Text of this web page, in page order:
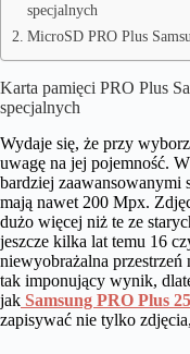
specjalnych
MicroSD PRO Plus
Karta pamięci PRO Plus
specjalnych
Wydaje się, że przy
uwagę na jej pojemność.
bardziej
mają nawet 200 Mpx.
dużo więcej niż te ze
jeszcze kilka lat temu 16
niewyobrażalna
tak imponujący wynik,
jak Samsung PRO Plus
zapisywać nie tylko